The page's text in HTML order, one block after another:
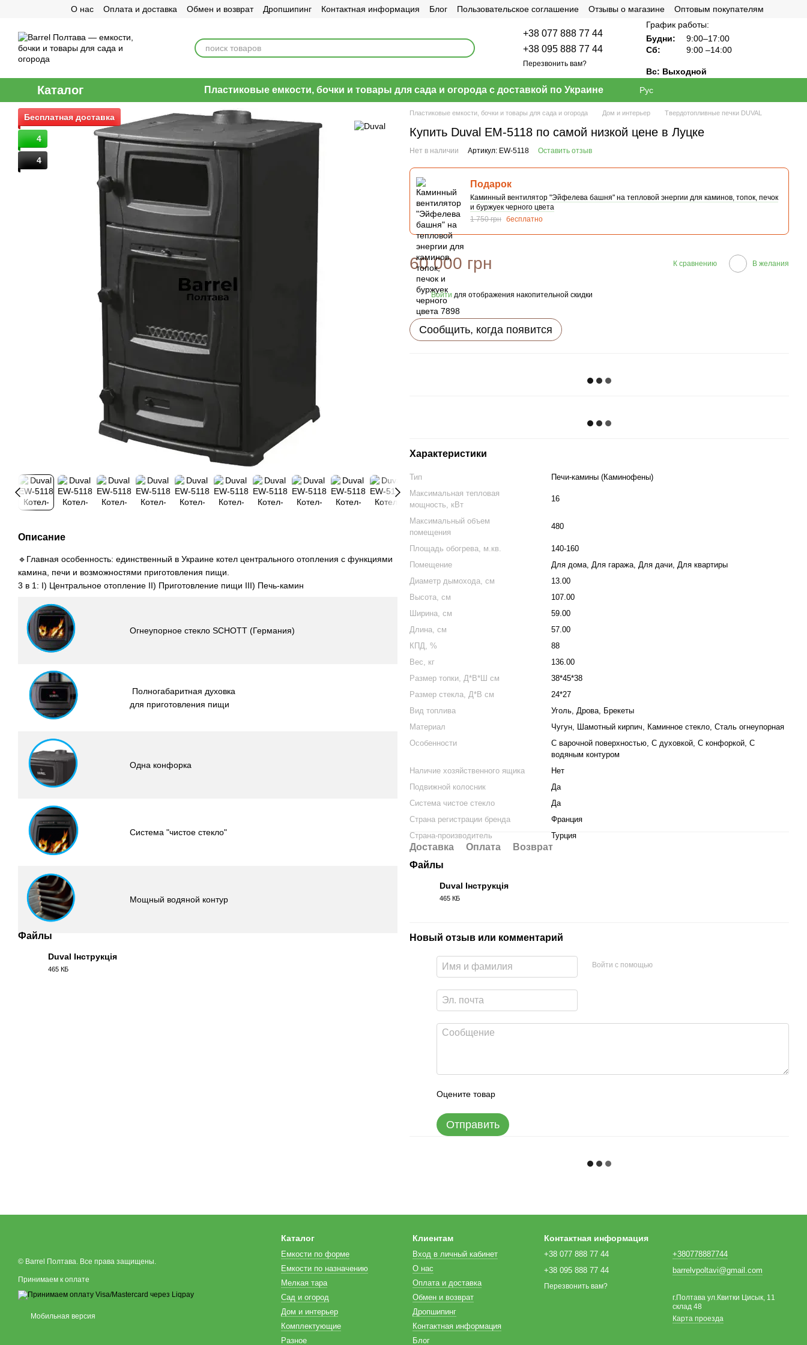
Перейти к основному контенту
О нас Оплата и доставка Обмен и возврат Дропшипинг Контактная информация Блог Пользовательское соглашение Отзывы о магазине
Оптовым покупателям
+38 077 888 77 44
+38 095 888 77 44
Перезвонить вам?
График работы:
Будни:
9:00–17:00
Сб:
9:00–14:00
Вс: Выходной
Каталог Пластиковые емкости, бочки и товары для сада и огорода с доставкой по Украине Рус
Бесплатная доставка
4
4
Описание
🔹Главная особенность: единственный в Украине котел центрального отопления с функциями
камина, печи и возможностями приготовления пищи.
3 в 1: I) Центральное отопление II) Приготовление пищи III) Печь-камин
Огнеупорное стекло SCHOTT (Германия)
Полногабаритная духовка
для приготовления пищи
Одна конфорка
Система "чистое стекло"
Мощный водяной контур
Файлы
Duval Інструкція
465 КБ
Пластиковые емкости, бочки и товары для сада и огорода Дом и интерьер Твердотопливные печки DUVAL
Купить Duval EM-5118 по самой низкой цене в Луцке
Нет в наличии Артикул: EW-5118 Оставить отзыв
Подарок
Каминный вентилятор "Эйфелева башня" на тепловой энергии для каминов, топок, печок
и буржуек черного цвета
1 750 грн бесплатно
60 000 грн К сравнению В желания
% Войти для отображения накопительной скидки
Сообщить, когда появится
Характеристики
Тип
Печи-камины (Каминофены)
Максимальная тепловая
мощность, кВт
16
Максимальный объем
помещения
480
Площадь обогрева, м.кв.
140-160
Помещение
Для дома, Для гаража, Для дачи, Для квартиры
Диаметр дымохода, см
13.00
Высота, см
107.00
Ширина, см
59.00
Длина, см
57.00
КПД, %
88
Вес, кг
136.00
Размер топки, Д*В*Ш см
38*45*38
Размер стекла, Д*В см
24*27
Вид топлива
Уголь, Дрова, Брекеты
Материал
Чугун, Шамотный кирпич, Каминное стекло, Сталь огнеупорная
Особенности
С варочной поверхностью, С духовкой, С конфоркой, С
водяным контуром
Наличие хозяйственного ящика
Нет
Подвижной колосник
Да
Система чистое стекло
Да
Страна регистрации бренда
Франция
Страна-производитель
Турция
Доставка Оплата
Возврат
Файлы
Duval Інструкція
465 КБ
Новый отзыв или комментарий
Войти с помощью
Оцените товар
Отправить
© Barrel Полтава. Все права защищены.
Принимаем к оплате
Мобильная версия
Каталог
Емкости по форме
Емкости по назначению
Мелкая тара
Сад и огород
Дом и интерьер
Комплектующие
Разное
Клиентам
Вход в личный кабинет
О нас
Оплата и доставка
Обмен и возврат
Дропшипинг
Контактная информация
Блог
Контактная информация
+38 077 888 77 44
+38 095 888 77 44
Перезвонить вам?
+380778887744
barrelvpoltavi@gmail.com
г.Полтава ул.Квитки Цисык, 11
склад 48
Карта проезда